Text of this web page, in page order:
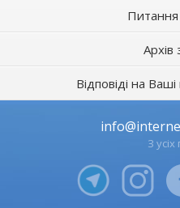
Питання
Архів
Відповіді на
З